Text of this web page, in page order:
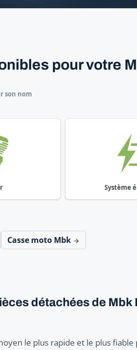
pour votre
son nom
Système
Casse moto Mbk
détachées de
le plus rapide et le plus